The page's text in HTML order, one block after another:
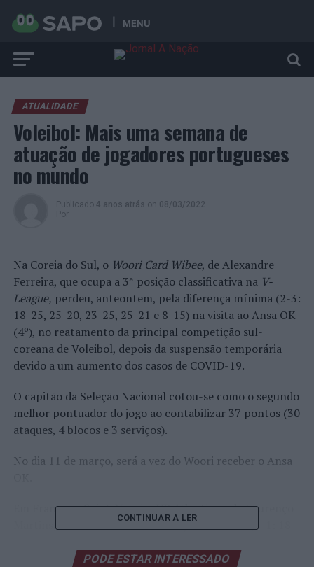
MENU
ATUALIDADE
Voleibol: Mais uma semana de
atuação de jogadores portugueses
no mundo
Publicado 4 anos atrás on 08/03/2022
Por
Na Coreia do Sul, o Woori Card Wibee, de Alexandre
Ferreira, que ocupa a 3ª posição classificativa na V-
League, perdeu, anteontem, pela diferença mínima (2-3:
18-25, 25-20, 23-25, 25-21 e 8-15) na visita ao Ansa OK
(4º), no reatamento da principal competição sul-
coreana de Voleibol, depois da suspensão temporária
devido a um aumento dos casos de COVID-19.
O capitão da Seleção Nacional cotou-se como o segundo
melhor pontuador do jogo ao contabilizar 37 pontos (30
ataques, 4 blocos e 3 serviços).
No dia 11 de março, será a vez do Woori receber o Ansa
Em França, oSaint-Nazaire VB Atlantique, de Lourenço
Martins, saiu vitorioso da deslocação a Rennes (3-1: 18-
Ligue B.
CONTINUAR A LER
PODE ESTAR INTERESSADO